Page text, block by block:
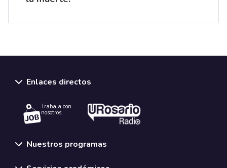
Enlaces directos
Trabaja con
nosotros.
Nuestros programas